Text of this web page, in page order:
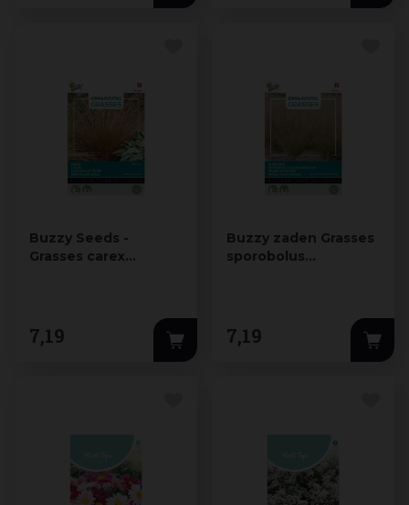
Buzzy Seeds -
Grasses carex
7,19
Buzzy zaden Grasses
sporobolus
7,19